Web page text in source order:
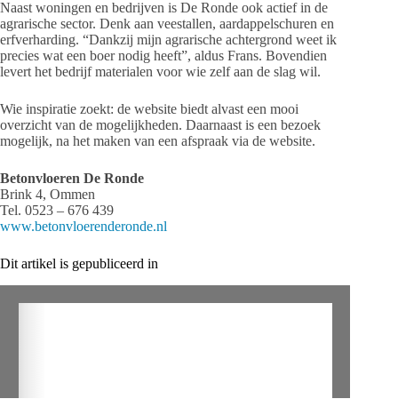
Naast woningen en bedrijven is De Ronde ook actief in de
agrarische sector. Denk aan veestallen, aardappelschuren en
erfverharding. “Dankzij mijn agrarische achtergrond weet ik
precies wat een boer nodig heeft”, aldus Frans. Bovendien
levert het bedrijf materialen voor wie zelf aan de slag wil.
Wie inspiratie zoekt: de website biedt alvast een mooi
overzicht van de mogelijkheden. Daarnaast is een bezoek
mogelijk, na het maken van een afspraak via de website.
Betonvloeren De Ronde
Brink 4, Ommen
Tel. 0523 – 676 439
www.betonvloerenderonde.nl
Dit artikel is gepubliceerd in